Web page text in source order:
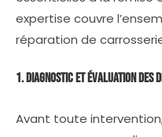
expertise couvre
réparation de
1. Diagnostic et Évaluation des
Avant toute